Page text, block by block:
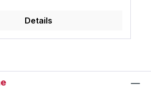
Details